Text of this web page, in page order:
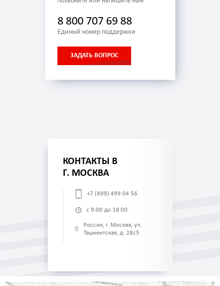
8 800 707 69 88
Единый номер поддержки
ЗАДАТЬ ВОПРОС
КОНТАКТЫ В
Г. МОСКВА
+7 (499) 499 04 56
с 9:00 до 18:00
Россия, г. Москва, ул.
Ташкентская, д. 28с5